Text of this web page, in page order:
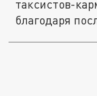
таксистов-
благодаря